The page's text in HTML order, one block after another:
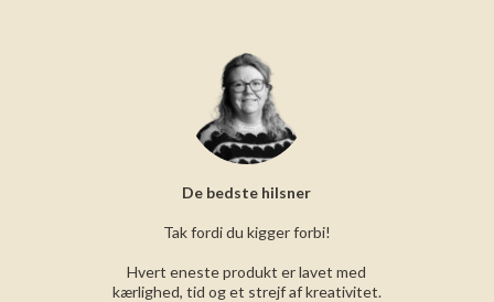
De bedste hilsner
Tak fordi du kigger forbi!
Hvert eneste produkt er lavet med
kærlighed, tid og et strejf af kreativitet.